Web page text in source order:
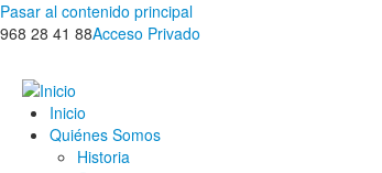
Pasar al contenido principal
968 28 41 88Acceso Privado
Inicio
Quiénes Somos
Historia